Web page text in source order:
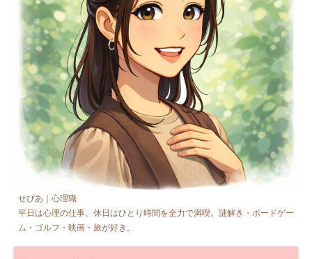
せぴあ｜心理職
平日は心理の仕事、休日はひとり時間を全力で満喫。謎解き・ボードゲー
ム・ゴルフ・映画・旅が好き。